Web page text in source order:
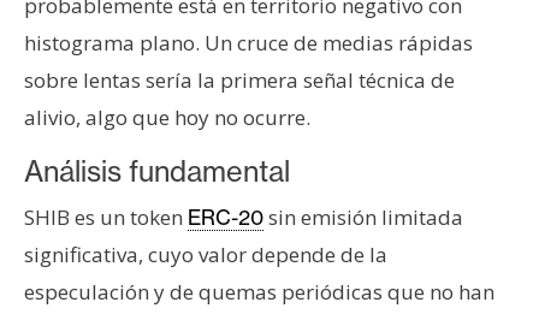
histograma plano. Un cruce de medias rápidas
sobre lentas sería la primera señal técnica de
alivio, algo que hoy no ocurre.
Análisis fundamental
SHIB es un token ERC-20sin emisión limitada
significativa, cuyo valor depende de la
especulación y de quemas periódicas que no han